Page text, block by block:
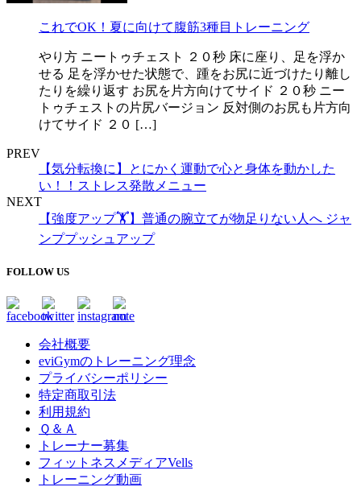
これでOK！夏に向けて腹筋3種目トレーニング
やり方 ニートゥチェスト ２０秒 床に座り、足を浮か
せる 足を浮かせた状態で、踵をお尻に近づけたり離し
たりを繰り返す お尻を片方向けてサイド ２０秒 ニー
トゥチェストの片尻バージョン 反対側のお尻も片方向
けてサイド ２０ […]
PREV
【気分転換に】とにかく運動で心と身体を動かした
い！！ストレス発散メニュー
NEXT
【強度アップ🏋️】普通の腕立てが物足りない人へ ジャ
ンププッシュアップ
FOLLOW US
会社概要
eviGymのトレーニング理念
プライバシーポリシー
特定商取引法
利用規約
Ｑ＆Ａ
トレーナー募集
フィットネスメディアVells
トレーニング動画